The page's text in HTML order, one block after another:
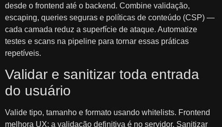
desde o frontend até o backend. Combine validação,
escaping, queries seguras e políticas de conteúdo (CSP) —
cada camada reduz a superfície de ataque. Automatize
testes e scans na pipeline para tornar essas práticas
repetíveis.
Validar e sanitizar toda entrada
do usuário
Valide tipo, tamanho e formato usando whitelists. Frontend
melhora UX; a validação definitiva é no servidor. Sanitizar